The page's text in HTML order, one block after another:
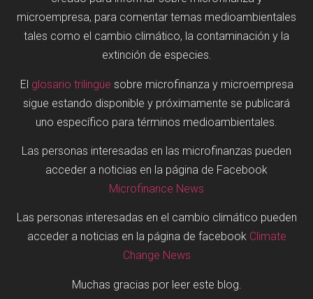
microempresa, para comentar temas medioambientales
tales como el cambio climático, la contaminación y la
extinción de especies.
El glosario trilingüe sobre microfinanza y microempresa
sigue estando disponible y próximamente se publicará
uno específico para términos medioambientales.
Las personas interesadas en las microfinanzas pueden
acceder a noticias en la página de Facebook
Microfinance News
Las personas interesadas en el cambio climático pueden
acceder a noticias en la página de facebook Climate
Change News
Muchas gracias por leer este blog.